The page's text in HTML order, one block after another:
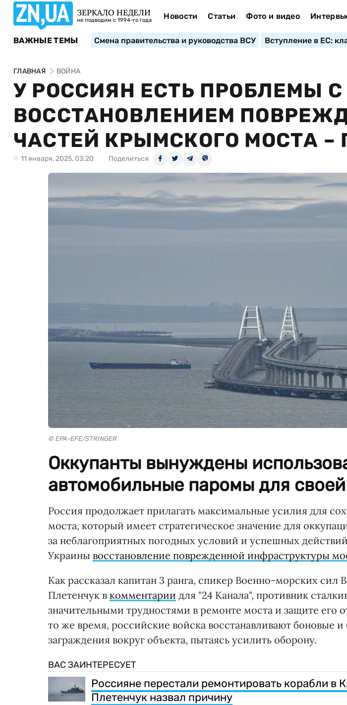
ЗЕРКАЛО НЕДЕЛИ
не подводим с 1994-го года Новости Статьи Фото и видео
ВАЖНЫЕ ТЕМЫ Смена правительства и руководства ВСУ Вступление в ЕС:
ГЛАВНАЯ ВОЙНА
У РОССИЯН ЕСТЬ ПРОБЛЕМЫ С
ВОССТАНОВЛЕНИЕМ
ЧАСТЕЙ КРЫМСКОГО МОСТА –
11 января, 2025, 03:20 Поделиться
© EPA-EFE/STRINGER
Оккупанты вынуждены
автомобильные паромы для
Россия продолжает прилагать максимальные усилия для
моста, который имеет стратегическое значение для
за неблагоприятных погодных условий и успешных
Украины восстановление поврежденной инфраструктуры
Как рассказал капитан 3 ранга, спикер Военно-морских сил
Плетенчук в комментарии для "24 Канала", противник
значительными трудностями в ремонте моста и защите его
то же время, российские войска восстанавливают боновые
заграждения вокруг объекта, пытаясь усилить оборону.
ВАС ЗАИНТЕРЕСУЕТ
Россияне перестали ремонтировать корабли в
Плетенчук назвал причину